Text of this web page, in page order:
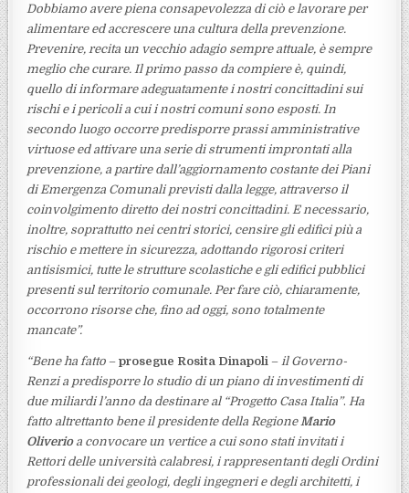
Dobbiamo avere piena consapevolezza di ciò e lavorare per
alimentare ed accrescere una cultura della prevenzione.
Prevenire, recita un vecchio adagio sempre attuale, è sempre
meglio che curare. Il primo passo da compiere è, quindi,
quello di informare adeguatamente i nostri concittadini sui
rischi e i pericoli a cui i nostri comuni sono esposti. In
secondo luogo occorre predisporre prassi amministrative
virtuose ed attivare una serie di strumenti improntati alla
prevenzione, a partire dall’aggiornamento costante dei Piani
di Emergenza Comunali previsti dalla legge, attraverso il
coinvolgimento diretto dei nostri concittadini. E necessario,
inoltre, soprattutto nei centri storici, censire gli edifici più a
rischio e mettere in sicurezza, adottando rigorosi criteri
antisismici, tutte le strutture scolastiche e gli edifici pubblici
presenti sul territorio comunale. Per fare ciò, chiaramente,
occorrono risorse che, fino ad oggi, sono totalmente
mancate”.
“Bene ha fatto –prosegue Rosita Dinapoli– il Governo-
Renzi a predisporre lo studio di un piano di investimenti di
due miliardi l’anno da destinare al “Progetto Casa Italia”. Ha
fatto altrettanto bene il presidente della Regione Mario
Oliverioa convocare un vertice a cui sono stati invitati i
Rettori delle università calabresi, i rappresentanti degli Ordini
professionali dei geologi, degli ingegneri e degli architetti, i